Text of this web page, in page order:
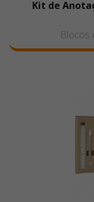
Kit de
Blocos